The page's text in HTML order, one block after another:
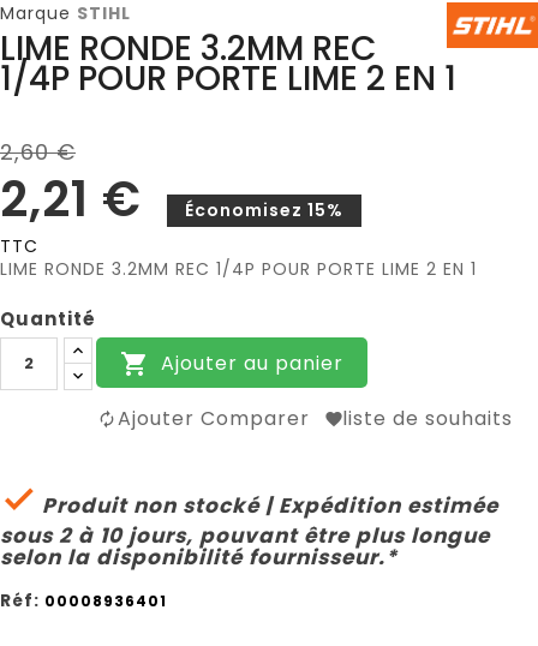
Marque STIHL
LIME RONDE 3.2MM REC
1/4P POUR PORTE LIME 2 EN 1
2,60 €
2,21 €
Économisez 15%
TTC
LIME RONDE 3.2MM REC 1/4P POUR PORTE LIME 2 EN 1
Quantité
 Ajouter au panier
Ajouter Comparer liste de souhaits
 Produit non stocké | Expédition estimée
sous 2 à 10 jours, pouvant être plus longue
selon la disponibilité fournisseur.*
Réf: 00008936401